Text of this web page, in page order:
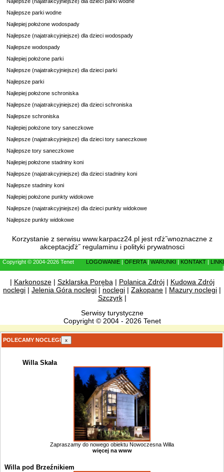
Najlepsze parki wodne
Najlepiej położone wodospady
Najlepsze (najatrakcyjniejsze) dla dzieci wodospady
Najlepsze wodospady
Najlepiej położone parki
Najlepsze (najatrakcyjniejsze) dla dzieci parki
Najlepsze parki
Najlepiej położone schroniska
Najlepsze (najatrakcyjniejsze) dla dzieci schroniska
Najlepsze schroniska
Najlepiej położone tory saneczkowe
Najlepsze (najatrakcyjniejsze) dla dzieci tory saneczkowe
Najlepsze tory saneczkowe
Najlepiej położone stadniny koni
Najlepsze (najatrakcyjniejsze) dla dzieci stadniny koni
Najlepsze stadniny koni
Najlepiej położone punkty widokowe
Najlepsze (najatrakcyjniejsze) dla dzieci punkty widokowe
Najlepsze punkty widokowe
Korzystanie z serwisu www.karpacz24.pl jest rďż˝wnoznaczne z
akceptacjďż˝ regulaminu i polityki prywatnosci
Copyright © 2004-2026 Tenet LOGOWANIE OFERTA| WARUNKI KONTAKT
LINKI
| Karkonosze| Szklarska Poręba| Polanica Zdrój| Kudowa Zdrój
noclegi | Jelenia Góra noclegi | noclegi | Zakopane | Mazury noclegi |
Szczyrk|
Serwisy turystyczne
Copyright © 2004 - 2026 Tenet
POLECAMY NOCLEGI x
Willa Skała
Zapraszamy do nowego obiektu Nowoczesna Willa
więcej na www
Willa pod Brzeźnikiem